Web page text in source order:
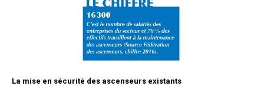
La mise en sécurité des ascenseurs existants